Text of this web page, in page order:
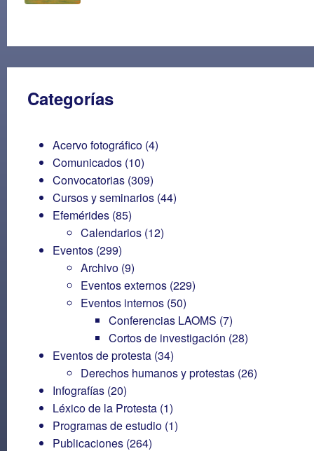
Categorías
Acervo fotográfico (4)
Comunicados (10)
Convocatorias (309)
Cursos y seminarios (44)
Efemérides (85)
Calendarios (12)
Eventos (299)
Archivo (9)
Eventos externos (229)
Eventos internos (50)
Conferencias LAOMS (7)
Cortos de investigación (28)
Eventos de protesta (34)
Derechos humanos y protestas (26)
Infografías (20)
Léxico de la Protesta (1)
Programas de estudio (1)
Publicaciones (264)